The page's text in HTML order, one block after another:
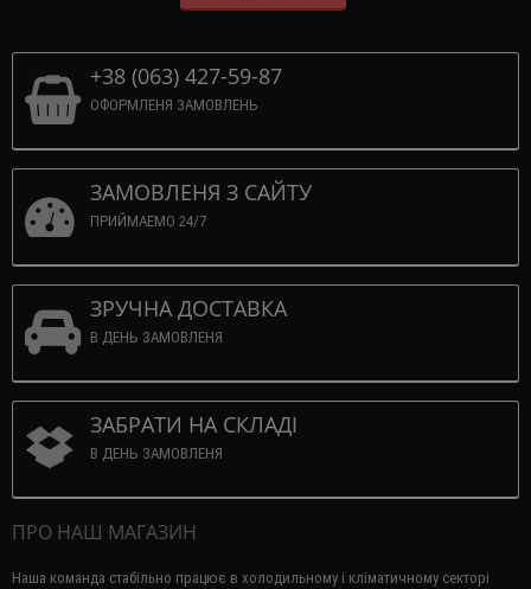
+38 (063) 427-59-87
ОФОРМЛЕНЯ ЗАМОВЛЕНЬ
ЗАМОВЛЕНЯ З САЙТУ
ПРИЙМАЕМО 24/7
ЗРУЧНА ДОСТАВКА
В ДЕНЬ ЗАМОВЛЕНЯ
ЗАБРАТИ НА СКЛАДІ
В ДЕНЬ ЗАМОВЛЕНЯ
ПРО НАШ МАГАЗИН
Наша команда стабільно працює в холодильному і кліматичному секторі